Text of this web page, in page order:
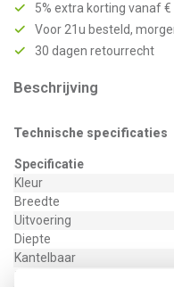
5% extra korting vanaf €
Voor 21u besteld,
30 dagen retourrecht
Beschrijving
Technische specificaties
Specificatie
Kleur
Breedte
Uitvoering
Diepte
Kantelbaar
Zwenkbaar